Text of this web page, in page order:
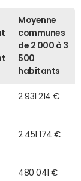
Moyenne
communes
de 2 000 à 3
500
habitants
2 931 214 €
2 451 174 €
480 041 €